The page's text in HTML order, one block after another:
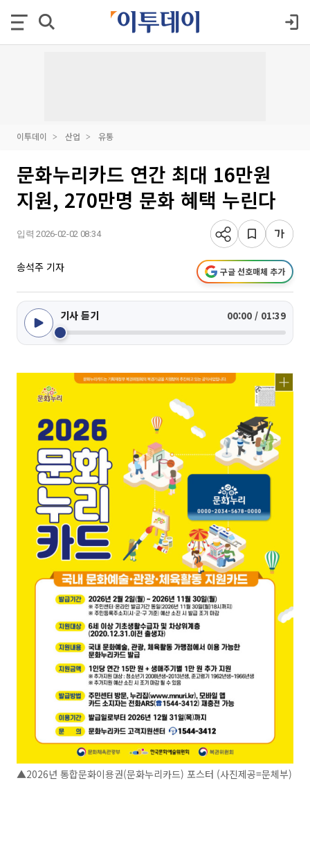
이투데이 산업 유통
문화누리카드 연간 최대 16만원
지원, 270만명 문화 혜택 누린다
입력 2026-02-02 08:34
송석주 기자 구글 선호매체 추가
기사 듣기 00:00 / 01:39
▲2026년 통합문화이용권(문화누리카드) 포스터 (사진제공=문체부)